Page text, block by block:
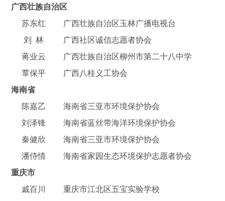
广西壮族自治区
苏东红
广西壮族自治区玉林广播电视台
刘 林
广西社区诚信志愿者协会
蒋业云
广西壮族自治区柳州市第二十八中学
覃保平
广西八桂义工协会
海南省
陈嘉乙
海南省三亚市环境保护协会
刘泽锋
海南省蓝丝带海洋环境保护协会
秦健欣
海南省三亚市环境保护协会
潘侍情
海南省家园生态环境保护志愿者协会
重庆市
戚百川
重庆市江北区五宝实验学校